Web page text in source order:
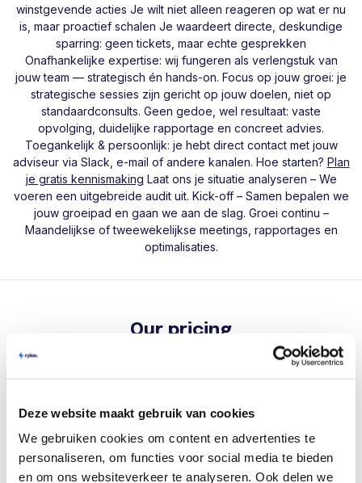
Deze website maakt gebruik van cookies
We gebruiken cookies om content en advertenties te
personaliseren, om functies voor social media te bieden
en om ons websiteverkeer te analyseren. Ook delen we
winstgevende acties Je wilt niet alleen reageren op wat er nu
is, maar proactief schalen Je waardeert directe, deskundige
sparring: geen tickets, maar echte gesprekken
Onafhankelijke expertise: wij fungeren als verlengstuk van
jouw team — strategisch én hands-on. Focus op jouw groei: je
strategische sessies zijn gericht op jouw doelen, niet op
standaardconsults. Geen gedoe, wel resultaat: vaste
opvolging, duidelijke rapportage en concreet advies.
Toegankelijk & persoonlijk: je hebt direct contact met jouw
adviseur via Slack, e-mail of andere kanalen. Hoe starten? Plan
je gratis kennismaking Laat ons je situatie analyseren – We
voeren een uitgebreide audit uit. Kick-off – Samen bepalen we
jouw groeipad en gaan we aan de slag. Groei continu –
Maandelijkse of tweewekelijkse meetings, rapportages en
optimalisaties.
Our pricing
Premium support